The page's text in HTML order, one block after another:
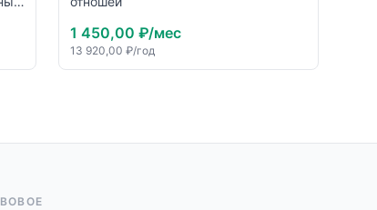
1 450,00 ₽/мес
13 920,00 ₽/год